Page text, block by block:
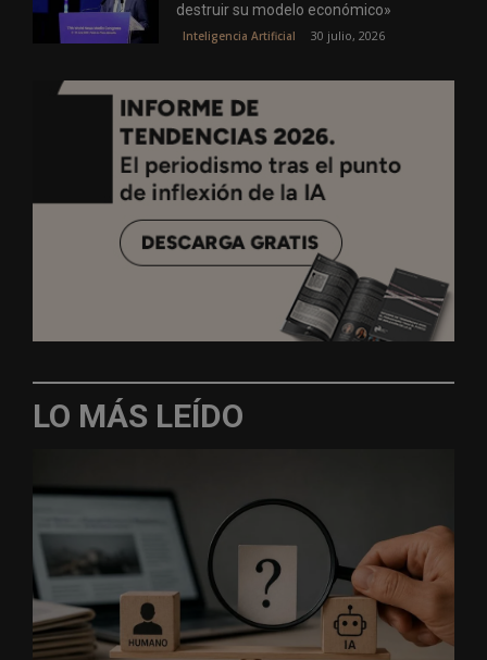
destruir su modelo económico»
Inteligencia Artificial 30 julio, 2026
LO MÁS LEÍDO